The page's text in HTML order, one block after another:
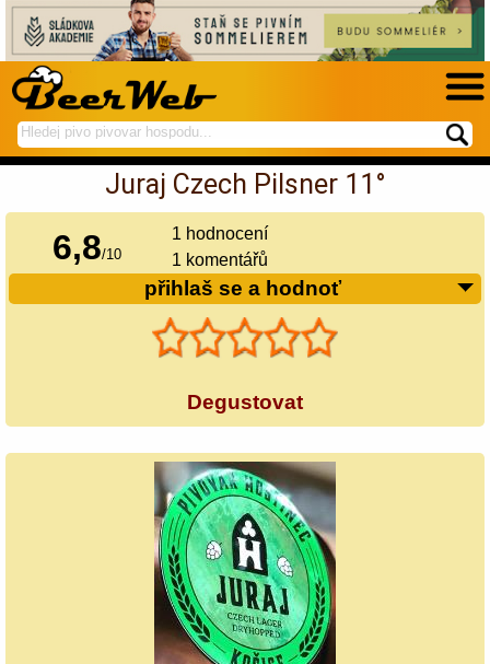
hledej
na
spustí
hledání
Juraj Czech Pilsner 11°
6,8/10
1 hodnocení
1 komentářů
přihlaš se a hodnoť
Degustovat